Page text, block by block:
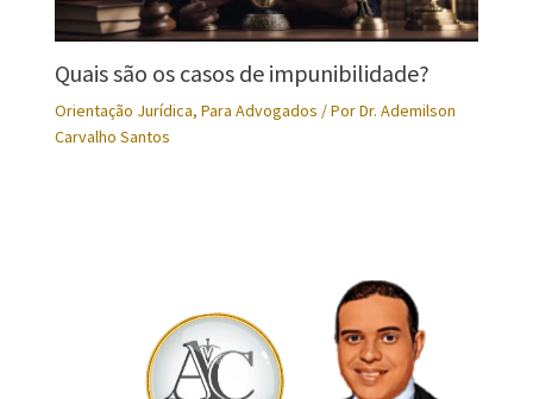
Quais são os casos de impunibilidade?
Orientação Jurídica, Para Advogados / PorDr. Ademilson
Carvalho Santos